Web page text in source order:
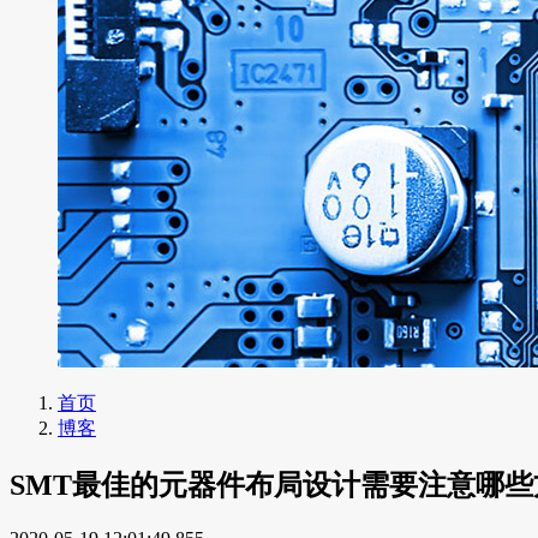
首页
博客
SMT最佳的元器件布局设计需要注意哪